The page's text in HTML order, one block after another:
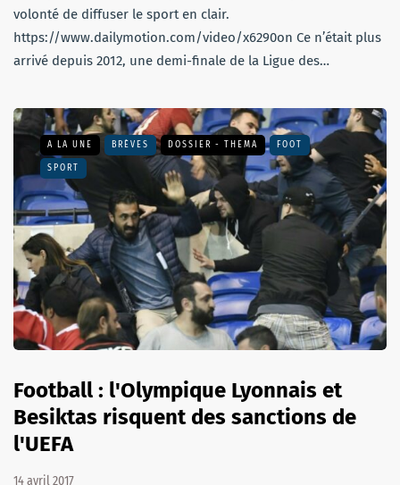
volonté de diffuser le sport en clair.
https://www.dailymotion.com/video/x6290on Ce n’était plus
arrivé depuis 2012, une demi-finale de la Ligue des…
A LA UNE BRÈVES DOSSIER - THEMA FOOT
SPORT
Football : l'Olympique Lyonnais et
Besiktas risquent des sanctions de
l'UEFA
14 avril 2017